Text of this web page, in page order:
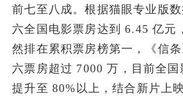
前七至八成。根据猫眼专业版
六全国电影票房达到 6.45 亿元
然排在累积票房榜第一，《信
六票房超过 7000 万，目前全国
提升至 80%以上，结合新片上